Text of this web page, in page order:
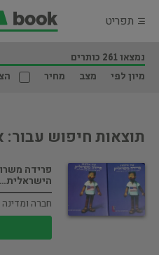
תפריט
נמצאו 261 כותרים
מיון לפי
מצב מחיר
תוצאות חיפוש עבור:
פרידה
הישראלית…
חברה ומדינה